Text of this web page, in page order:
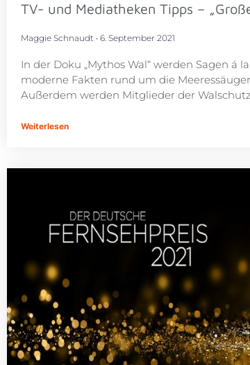
TV- und Mediatheken Tipps –
Maggie Schnaudt 6. September 2021
In der Doku „Mythos Wal“ werden Sagen á
moderne Fakten rund um die
Außerdem werden Mitglieder der
Weiterlesen